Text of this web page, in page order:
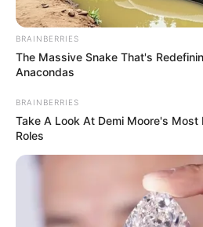
BRAINBERRIES
The Massive Snake That's
Anacondas
BRAINBERRIES
Take A Look At Demi Moore's
Roles